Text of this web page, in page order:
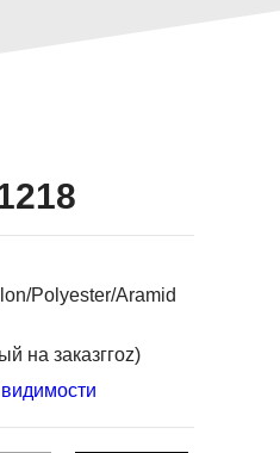
Polyester/Aramid
на заказггoz)